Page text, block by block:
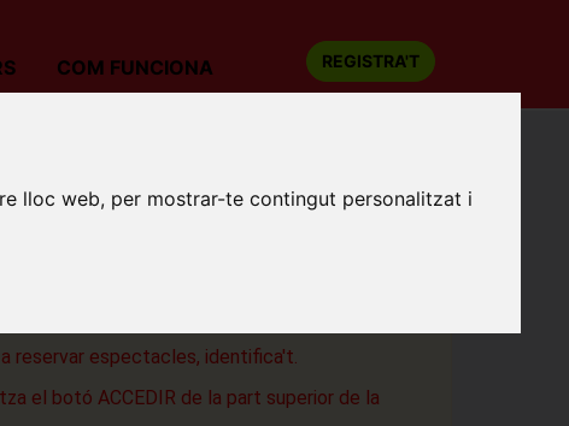
lloc web, per mostrar-te contingut personalitzat i
COM FUNCIONA REGISTRA'T
ESTADELLA: JARANA
reservar espectacles, identifica't.
el botó ACCEDIR de la part superior de la